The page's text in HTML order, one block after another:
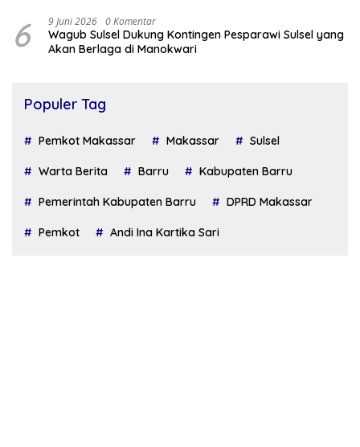
6 9 Juni 2026 0 Komentar
Wagub Sulsel Dukung Kontingen Pesparawi Sulsel yang
Akan Berlaga di Manokwari
Populer Tag
Pemkot Makassar Makassar Sulsel
Warta Berita Barru Kabupaten Barru
Pemerintah Kabupaten Barru DPRD Makassar
Pemkot Andi Ina Kartika Sari